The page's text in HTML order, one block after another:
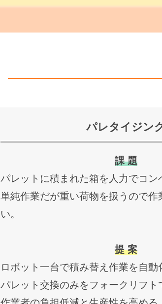
パレタイジン
課 題
パレットに積まれた箱を人力でコン
単純作業だが重い荷物を扱うので作
い。
提 案
ロボット一台で積み替え作業を自動
パレット交換のみをフォークリフト